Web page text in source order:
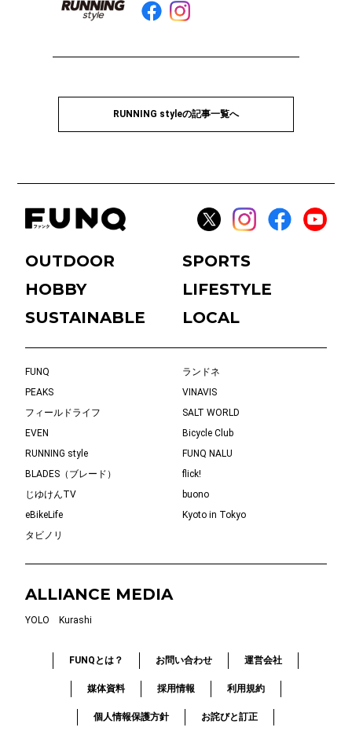
RUNNING styleの記事一覧へ
OUTDOOR
SPORTS
HOBBY
LIFESTYLE
SUSTAINABLE
LOCAL
FUNQ
ランドネ
PEAKS
VINAVIS
フィールドライフ
SALT WORLD
EVEN
Bicycle Club
RUNNING style
FUNQ NALU
BLADES（ブレード）
flick!
じゆけんTV
buono
eBikeLife
Kyoto in Tokyo
タビノリ
ALLIANCE MEDIA
YOLO Kurashi
FUNQとは？ お問い合わせ 運営会社
媒体資料 採用情報 利用規約
個人情報保護方針 お詫びと訂正